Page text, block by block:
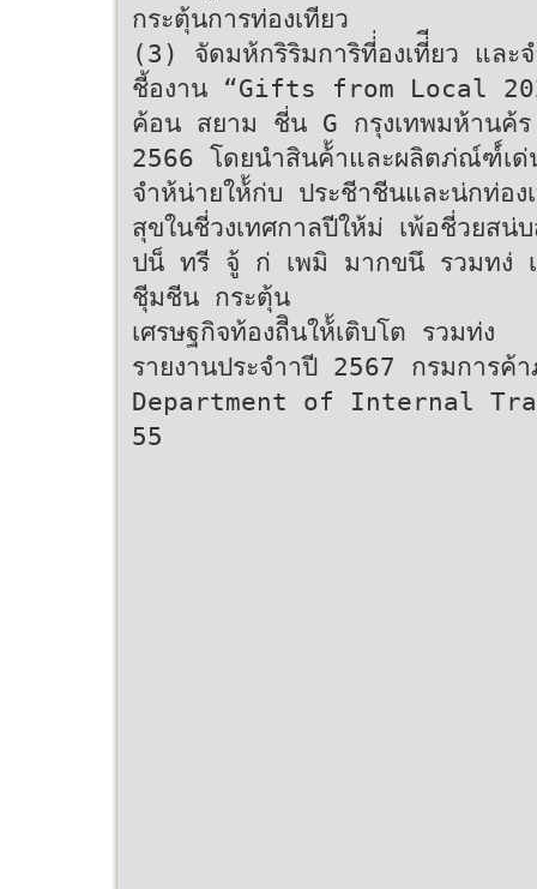
กระตุ้นการท่องเทียว
(3) จัดมห้กริริมการิที่่องเที่ียว และ
ชี้องาน “Gifts from Local
ค้อน สยาม ชี่น G กรุงเทพมห้าน
2566 โดยนําสินค้้าและผลิตภ่ณ์ฑ์์เ
จําห้น่ายให้้ก่บ ประชีาชีนและน่กท่อ
สุขในชี่วงเทศกาลปีให้ม่ เพ้อชี่วย
ปน็ ทรี จู้ ก่ เพมิ มากขนึ รวมทง่ เ
ชีุมชีน กระตุ้น
เศรษฐกิจท้องถีินให้้เติบโต รวมท่ง
รายงานประจําาปี 2567 กรมการค้า
Department of Internal
55